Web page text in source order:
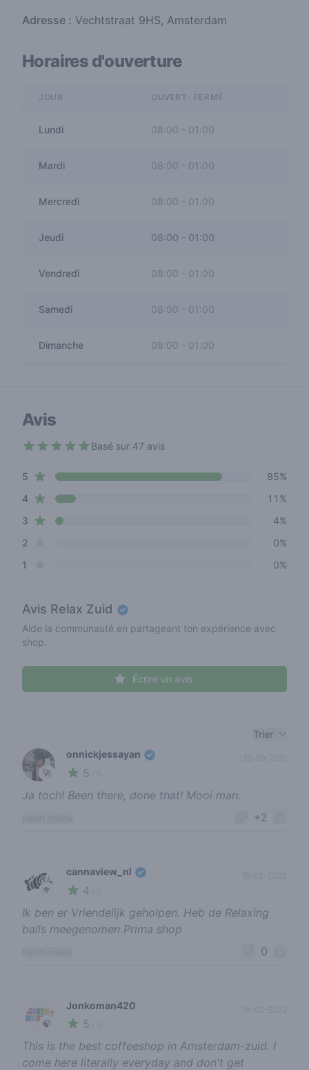
Adresse : Vechtstraat 9HS, Amsterdam
Horaires d'ouverture
JOUR OUVERT- FERMÉ
Lundi 08:00 - 01:00
Mardi 08:00 01:00
Mercredi 08:00 - 01:00
Jeudi 08:00 - 01:00
Vendredi 08:00 - 01:00
Samedi 08:00 01:00
Dimanche 08:00 - 01:00
Avis
Basé sur 47 avis
Review data
5 star reviews
85%
4star reviews
11%
3 star reviews
4%
2
0%
1
0%
Avis Relax Zuid
Aide la communauté en partageant ton expérience avec
shop.
Écrire un avis
Trier
🚀
onnickjessayan
5
Ja toch! Been there, done that! Mooi man.
+2
🥦
cannaview_nl
4
19-02-2023
Ik ben er Vriendelijk geholpen. Heb de Relaxing
balls meegenomen Prima shop
0
🍃
Jonkoman420
5
This is the best coffeeshop in Amsterdam-zuid. I
come here literally everyday and don't get